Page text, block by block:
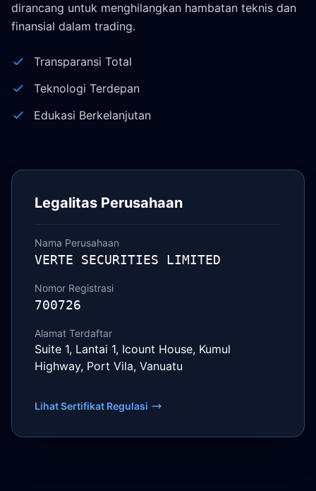
dirancang untuk menghilangkan hambatan teknis dan
finansial dalam trading.
Transparansi Total
Teknologi Terdepan
Edukasi Berkelanjutan
Legalitas Perusahaan
Nama Perusahaan
VERTE SECURITIES LIMITED
Nomor Registrasi
700726
Alamat Terdaftar
Suite 1, Lantai 1, Icount House, Kumul
Highway, Port Vila, Vanuatu
Lihat Sertifikat Regulasi